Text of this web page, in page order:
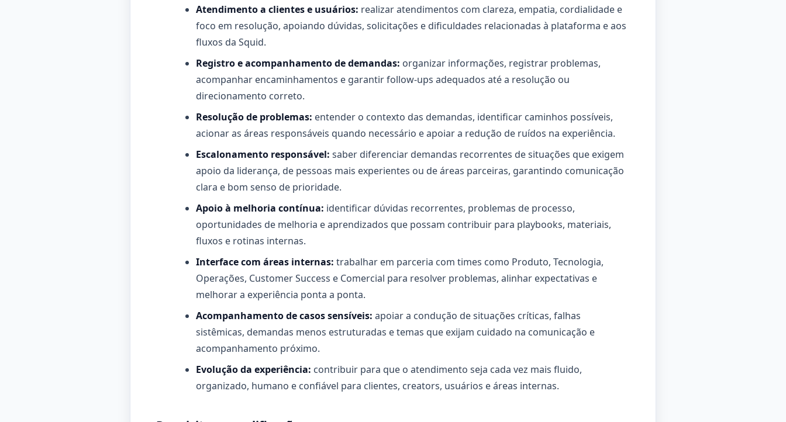
Atendimento a clientes e usuários: realizar atendimentos com clareza, empatia, cordialidade e
foco em resolução, apoiando dúvidas, solicitações e dificuldades relacionadas à plataforma e aos
fluxos da Squid.
Registro e acompanhamento de demandas: organizar informações, registrar problemas,
acompanhar encaminhamentos e garantir follow-ups adequados até a resolução ou
direcionamento correto.
Resolução de problemas: entender o contexto das demandas, identificar caminhos possíveis,
acionar as áreas responsáveis quando necessário e apoiar a redução de ruídos na experiência.
Escalonamento responsável: saber diferenciar demandas recorrentes de situações que exigem
apoio da liderança, de pessoas mais experientes ou de áreas parceiras, garantindo comunicação
clara e bom senso de prioridade.
Apoio à melhoria contínua: identificar dúvidas recorrentes, problemas de processo,
oportunidades de melhoria e aprendizados que possam contribuir para playbooks, materiais,
fluxos e rotinas internas.
Interface com áreas internas: trabalhar em parceria com times como Produto, Tecnologia,
Operações, Customer Success e Comercial para resolver problemas, alinhar expectativas e
melhorar a experiência ponta a ponta.
Acompanhamento de casos sensíveis: apoiar a condução de situações críticas, falhas
sistêmicas, demandas menos estruturadas e temas que exijam cuidado na comunicação e
acompanhamento próximo.
Evolução da experiência: contribuir para que o atendimento seja cada vez mais fluido,
organizado, humano e confiável para clientes, creators, usuários e áreas internas.